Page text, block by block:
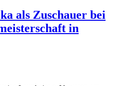
als Zuschauer bei
in